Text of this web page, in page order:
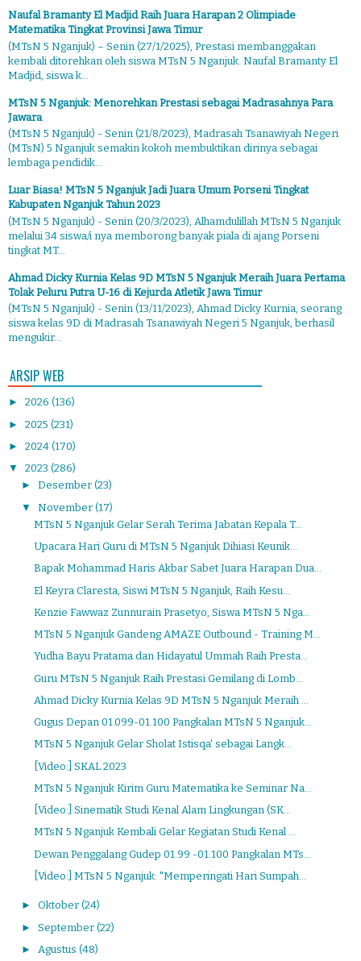
Naufal Bramanty El Madjid Raih Juara Harapan 2 Olimpiade
Matematika Tingkat Provinsi Jawa Timur
(MTsN 5 Nganjuk) – Senin (27/1/2025), Prestasi membanggakan
kembali ditorehkan oleh siswa MTsN 5 Nganjuk. Naufal Bramanty El
Madjid, siswa k...
MTsN 5 Nganjuk: Menorehkan Prestasi sebagai Madrasahnya Para
Jawara
(MTsN 5 Nganjuk) - Senin (21/8/2023), Madrasah Tsanawiyah Negeri
(MTsN) 5 Nganjuk semakin kokoh membuktikan dirinya sebagai
lembaga pendidik...
Luar Biasa! MTsN 5 Nganjuk Jadi Juara Umum Porseni Tingkat
Kabupaten Nganjuk Tahun 2023
(MTsN 5 Nganjuk) - Senin (20/3/2023), Alhamdulillah MTsN 5 Nganjuk
melalui 34 siswa/i nya memborong banyak piala di ajang Porseni
tingkat MT...
Ahmad Dicky Kurnia Kelas 9D MTsN 5 Nganjuk Meraih Juara Pertama
Tolak Peluru Putra U-16 di Kejurda Atletik Jawa Timur
(MTsN 5 Nganjuk) - Senin (13/11/2023), Ahmad Dicky Kurnia, seorang
siswa kelas 9D di Madrasah Tsanawiyah Negeri 5 Nganjuk, berhasil
mengukir...
ARSIP WEB
► 2026 (136)
► 2025 (231)
► 2024 (170)
▼ 2023 (286)
► Desember (23)
▼ November (17)
MTsN 5 Nganjuk Gelar Serah Terima Jabatan Kepala T...
Upacara Hari Guru di MTsN 5 Nganjuk Dihiasi Keunik...
Bapak Mohammad Haris Akbar Sabet Juara Harapan Dua...
El Keyra Claresta, Siswi MTsN 5 Nganjuk, Raih Kesu...
Kenzie Fawwaz Zunnurain Prasetyo, Siswa MTsN 5 Nga...
MTsN 5 Nganjuk Gandeng AMAZE Outbound - Training M...
Yudha Bayu Pratama dan Hidayatul Ummah Raih Presta...
Guru MTsN 5 Nganjuk Raih Prestasi Gemilang di Lomb...
Ahmad Dicky Kurnia Kelas 9D MTsN 5 Nganjuk Meraih ...
Gugus Depan 01.099-01.100 Pangkalan MTsN 5 Nganjuk...
MTsN 5 Nganjuk Gelar Sholat Istisqa' sebagai Langk...
[Video:] SKAL 2023
MTsN 5 Nganjuk Kirim Guru Matematika ke Seminar Na...
[Video:] Sinematik Studi Kenal Alam Lingkungan (SK...
MTsN 5 Nganjuk Kembali Gelar Kegiatan Studi Kenal ...
Dewan Penggalang Gudep 01.99 -01.100 Pangkalan MTs...
[Video:] MTsN 5 Nganjuk: "Memperingati Hari Sumpah...
► Oktober (24)
► September (22)
► Agustus (48)